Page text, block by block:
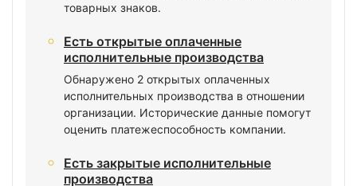
товарных знаков.
Есть открытые оплаченные
исполнительные производства
Обнаружено 2 открытых оплаченных
исполнительных производства в отношении
организации. Исторические данные помогут
оценить платежеспособность компании.
Есть закрытые исполнительные
производства